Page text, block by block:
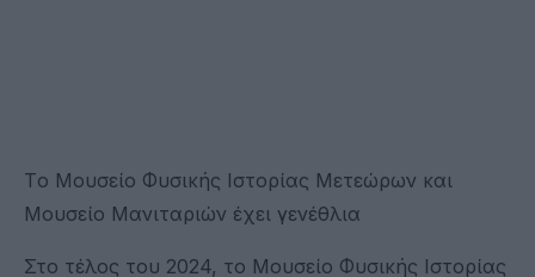
Tο Μουσείο Φυσικής Ιστορίας Μετεώρων και
Μουσείο Μανιταριών έχει γενέθλια
Στο τέλος του 2024, το Μουσείο Φυσικής Ιστορίας